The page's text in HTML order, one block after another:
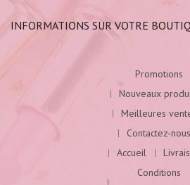
INFORMATIONS SUR VOTRE
Promotions
Nouveaux
Meilleures
Contactez-nous
Accueil
Conditions